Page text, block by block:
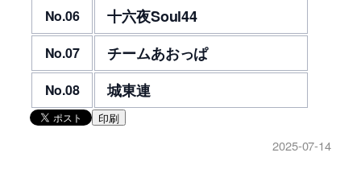
No.06 十六夜Soul44
No.07 チームあおっぱ
No.08 城東連
印刷
2025-07-14